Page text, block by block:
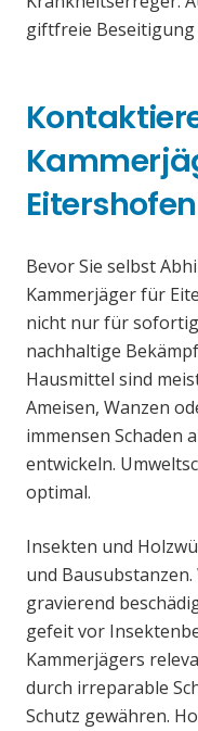
giftfreie Beseitigung
Eitershofen
Bevor Sie selbst
Kammerjäger für
nicht nur für
nachhaltige
Hausmittel sind
Ameisen, Wanzen
immensen Schaden
entwickeln.
optimal.
Insekten und
und
gravierend
gefeit vor
Kammerjägers
durch irreparable
Schutz gewähren.